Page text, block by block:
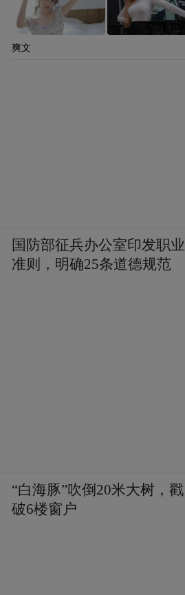
爽文
国防部征兵办公室印发职业
准则，明确25条道德规范
“白海豚”吹倒20米大树，戳
破6楼窗户